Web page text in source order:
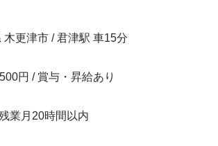
木更津市 / 君津駅 車15分
円 / 賞与・昇給あり
業月20時間以内